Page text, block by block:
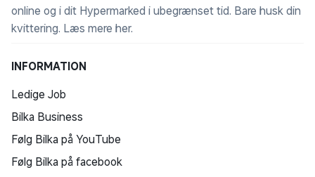
online og i dit Hypermarked i ubegrænset tid. Bare husk din
kvittering. Læs mere her.
INFORMATION
Ledige Job
Bilka Business
Følg Bilka på YouTube
Følg Bilka på facebook